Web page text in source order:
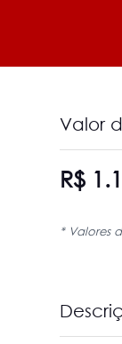
Valor
R$
* Valores